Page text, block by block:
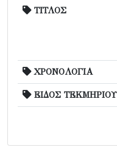
ΤΙΤΛΟΣ
ΧΡΟΝΟΛΟΓΙΑ
ΕΙΔΟΣ ΤΕΚΜΗΡΙΟΥ